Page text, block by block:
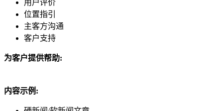
用户评价
位置指引
主客方沟通
客户支持
为客户提供帮助:
内容示例: